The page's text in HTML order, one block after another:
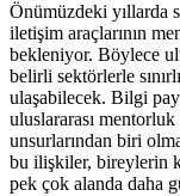
Önümüzdeki yıllarda
iletişim araçlarının
bekleniyor. Böylece
belirli sektörlerle
ulaşabilecek. Bilgi
uluslararası
unsurlarından biri
bu ilişkiler, bireylerin
pek çok alanda daha